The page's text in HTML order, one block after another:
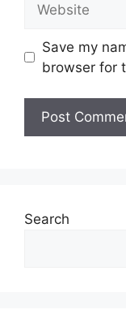
Save my
browser for
Search